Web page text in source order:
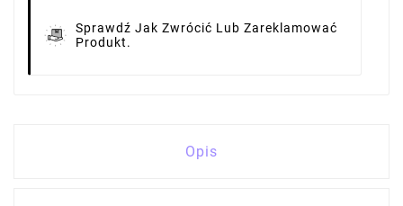
Sprawdź Jak Zwrócić Lub Zareklamować
Produkt.
Opis